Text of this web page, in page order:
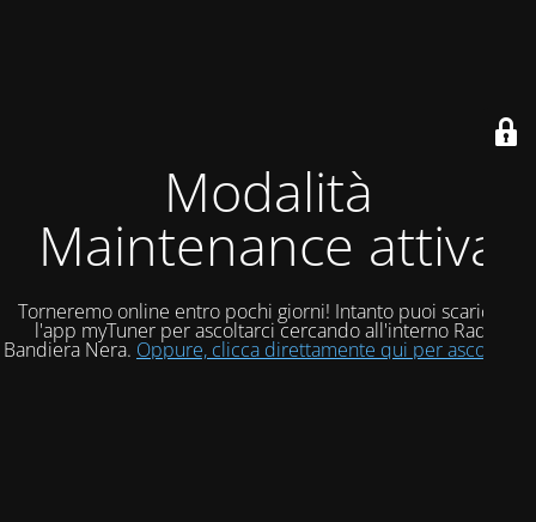
Modalità
Maintenance attiva
Torneremo online entro pochi giorni! Intanto puoi scaricare
l'app myTuner per ascoltarci cercando all'interno Radio
Bandiera Nera. Oppure, clicca direttamente qui per ascoltarci!